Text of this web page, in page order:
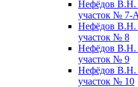
Нефёдов В.Н.
участок № 7-А
Нефёдов В.Н.
участок № 8
Нефёдов В.Н.
участок № 9
Нефёдов В.Н.
участок № 10